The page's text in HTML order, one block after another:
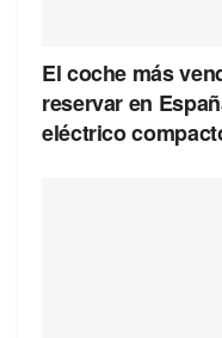
El coche más
reservar en
eléctrico